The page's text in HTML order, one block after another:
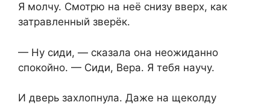
Я молчу. Смотрю на неё снизу вверх, как
затравленный зверёк.
— Ну сиди, — сказала она неожиданно
спокойно. — Сиди, Вера. Я тебя научу.
И дверь захлопнула. Даже на щеколду